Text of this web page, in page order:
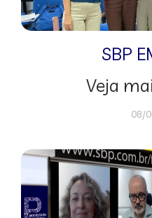
SBP
Veja
08/